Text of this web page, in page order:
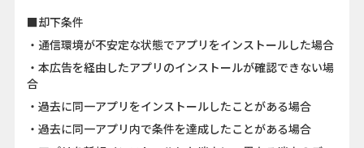
■却下条件
・通信環境が不安定な状態でアプリをインストールした場合
・本広告を経由したアプリのインストールが確認できない場
合
・過去に同一アプリをインストールしたことがある場合
・過去に同一アプリ内で条件を達成したことがある場合